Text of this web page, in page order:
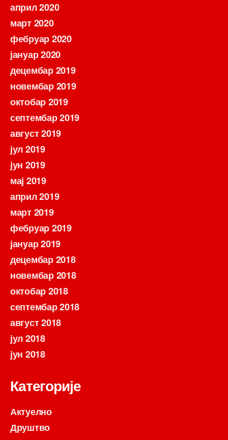
април 2020
март 2020
фебруар 2020
јануар 2020
децембар 2019
новембар 2019
октобар 2019
септембар 2019
август 2019
јул 2019
јун 2019
мај 2019
април 2019
март 2019
фебруар 2019
јануар 2019
децембар 2018
новембар 2018
октобар 2018
септембар 2018
август 2018
јул 2018
јун 2018
Категорије
Актуелно
Друштво